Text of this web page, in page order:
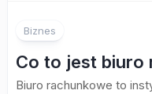
Biznes
Co to jest biuro
Biuro rachunkowe to